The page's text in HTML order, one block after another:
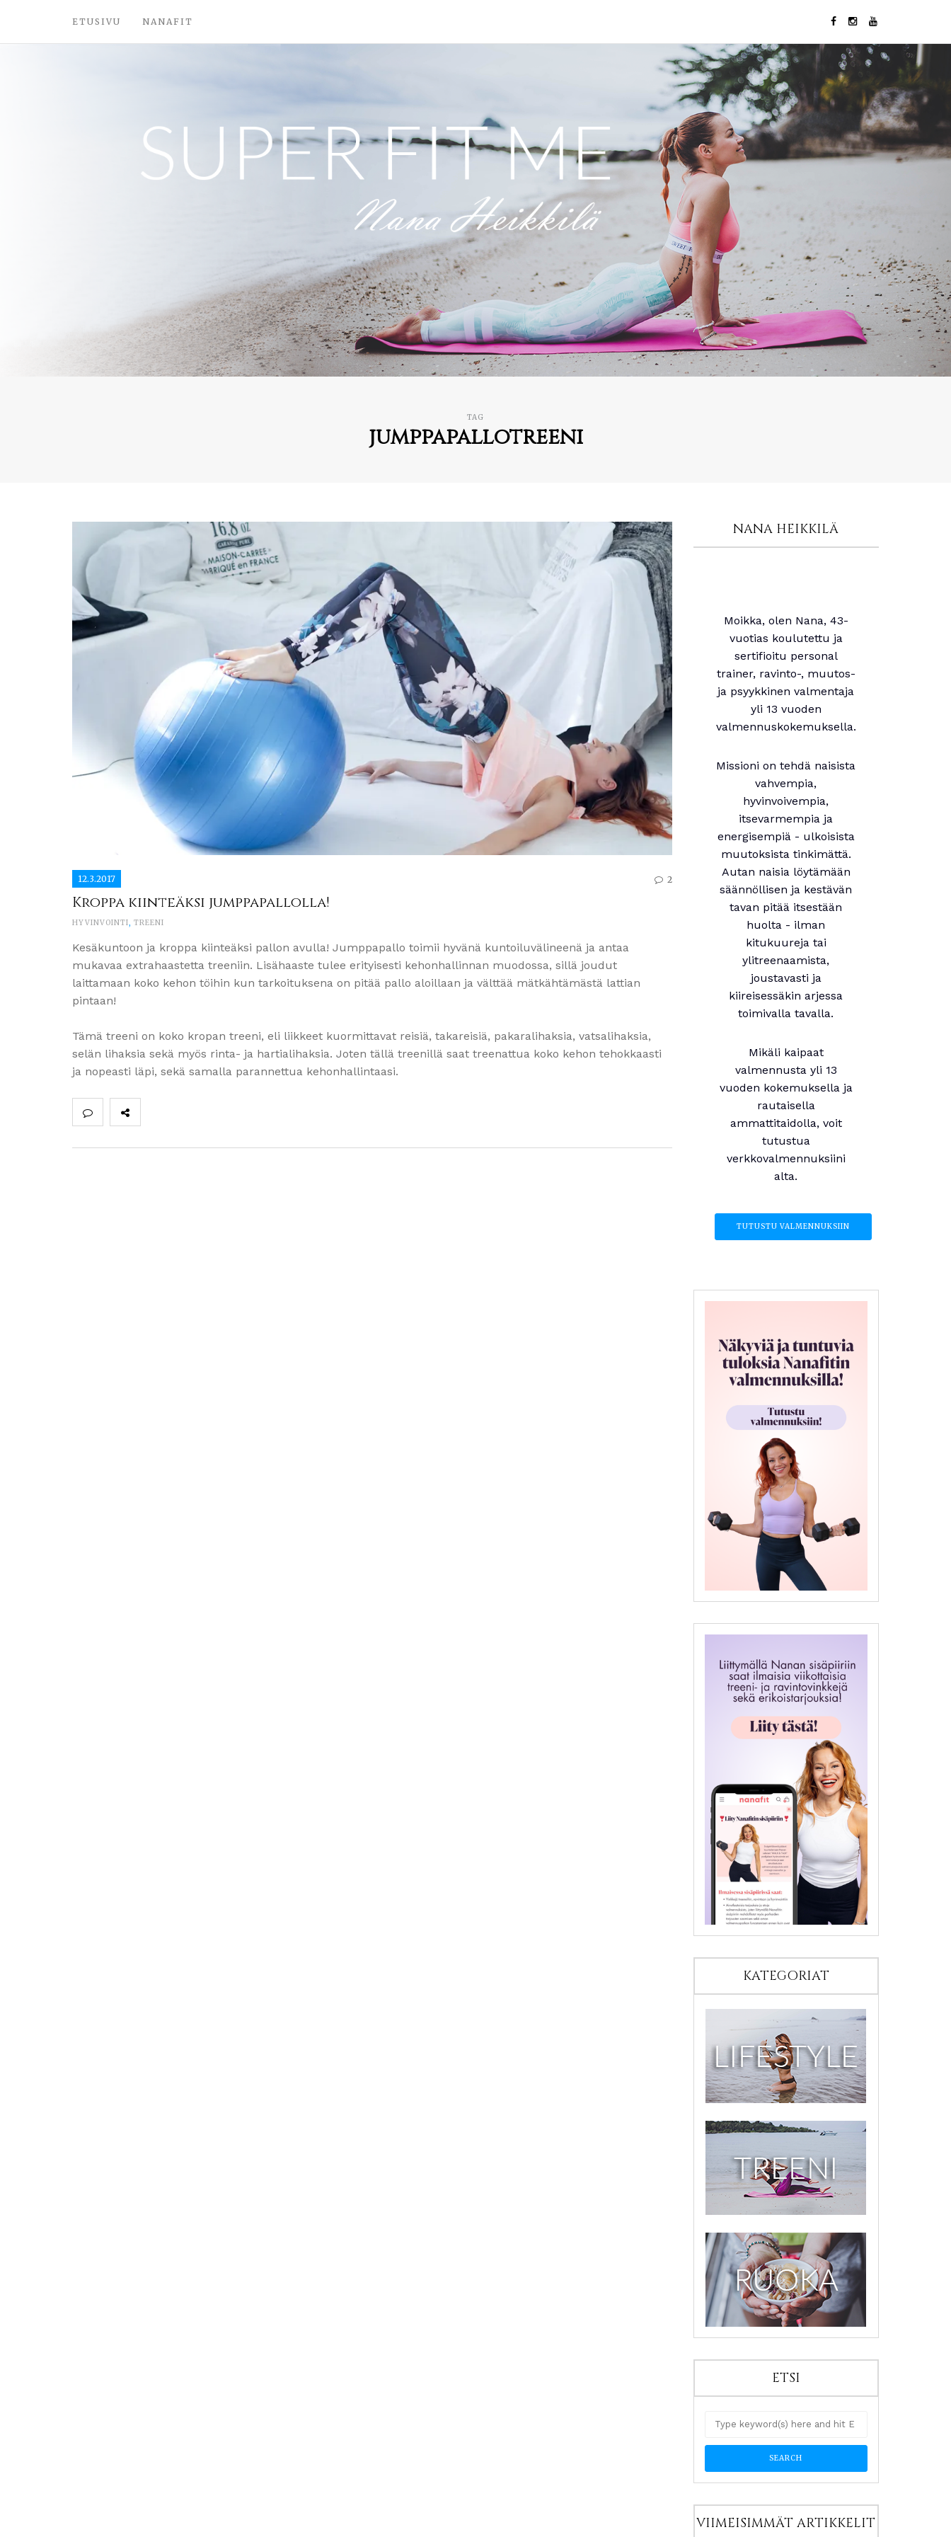
ETUSIVU NANAFIT
TAG
jumppapallotreeni
12.3.2017 2
Kroppa kiinteäksi jumppapallolla!
HYVINVOINTI, TREENI
Kesäkuntoon ja kroppa kiinteäksi pallon avulla! Jumppapallo toimii hyvänä kuntoiluvälineenä ja antaa
mukavaa extrahaastetta treeniin. Lisähaaste tulee erityisesti kehonhallinnan muodossa, sillä joudut
laittamaan koko kehon töihin kun tarkoituksena on pitää pallo aloillaan ja välttää mätkähtämästä lattian
pintaan!
Tämä treeni on koko kropan treeni, eli liikkeet kuormittavat reisiä, takareisiä, pakaralihaksia, vatsalihaksia,
selän lihaksia sekä myös rinta- ja hartialihaksia. Joten tällä treenillä saat treenattua koko kehon tehokkaasti
ja nopeasti läpi, sekä samalla parannettua kehonhallintaasi.
NANA HEIKKILÄ
Moikka, olen Nana, 43-
vuotias koulutettu ja
sertifioitu personal
trainer, ravinto-, muutos-
ja psyykkinen valmentaja
yli 13 vuoden
valmennuskokemuksella.
Missioni on tehdä naisista
vahvempia,
hyvinvoivempia,
itsevarmempia ja
energisempiä - ulkoisista
muutoksista tinkimättä.
Autan naisia löytämään
säännöllisen ja kestävän
tavan pitää itsestään
huolta - ilman
kitukuureja tai
ylitreenaamista,
joustavasti ja
kiireisessäkin arjessa
toimivalla tavalla.
Mikäli kaipaat
valmennusta yli 13
vuoden kokemuksella ja
rautaisella
ammattitaidolla, voit
tutustua
verkkovalmennuksiini
alta.
TUTUSTU VALMENNUKSIIN
KATEGORIAT
ETSI
VIIMEISIMMÄT ARTIKKELIT